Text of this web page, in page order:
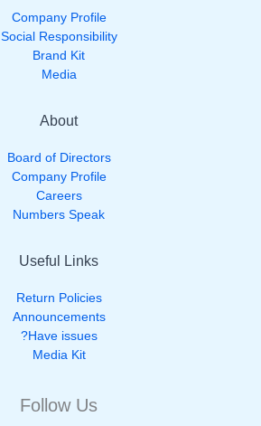
Company Profile
Social Responsibility
Brand Kit
Media
About
Board of Directors
Company Profile
Careers
Numbers Speak
Useful Links
Return Policies
Announcements
Have issues?
Media Kit
Follow Us